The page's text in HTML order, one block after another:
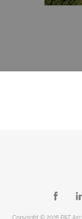
Copyright © 2026 P&T